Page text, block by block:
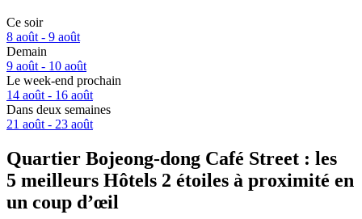
Ce soir
8 août - 9 août
Demain
9 août - 10 août
Le week-end prochain
14 août - 16 août
Dans deux semaines
21 août - 23 août
Quartier Bojeong-dong Café Street : les
5 meilleurs Hôtels 2 étoiles à proximité en
un coup d’œil